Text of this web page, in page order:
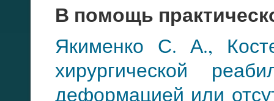
В помощь
Якименко С. А.,
хирургической
деформацией или